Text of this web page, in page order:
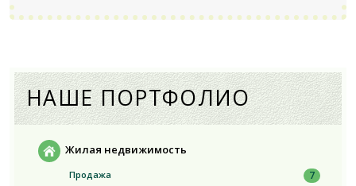
| Altunizade
Üsküdar | Beylerbeyi | Burhaniye
Üsküdar
НАШЕ ПОРТФОЛИО
Жилая недвижимость
Продажа 7